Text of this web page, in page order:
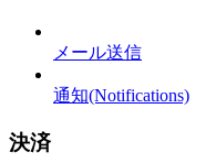
メール送信
通知(Notifications)
決済